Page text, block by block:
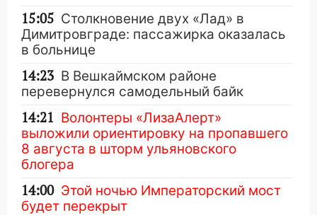
15:05 Столкновение двух «Лад» в
Димитровграде: пассажирка оказалась
в больнице
14:23 В Вешкаймском районе
перевернулся самодельный байк
14:21 Волонтеры «ЛизаАлерт»
выложили ориентировку на пропавшего
8 августа в шторм ульяновского
блогера
14:00 Этой ночью Императорский мост
будет перекрыт